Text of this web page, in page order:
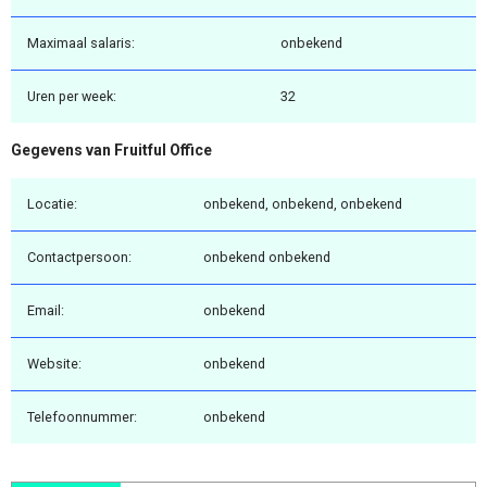
Maximaal salaris: onbekend
Uren per week: 32
Gegevens van Fruitful Office
Locatie: onbekend, onbekend, onbekend
Contactpersoon: onbekend onbekend
Email: onbekend
Website: onbekend
Telefoonnummer: onbekend